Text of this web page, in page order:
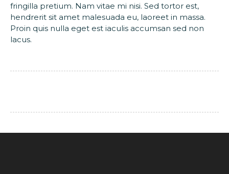
fringilla pretium. Nam vitae mi nisi. Sed tortor est,
hendrerit sit amet malesuada eu, laoreet in massa.
Proin quis nulla eget est iaculis accumsan sed non
lacus.